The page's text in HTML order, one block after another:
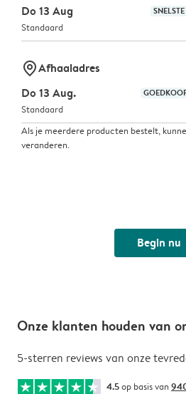
Do 13 Aug SNELSTE
Standaard
marker-pinAfhaaladres
Do 13 Aug.
Standaard
Als je meerdere producten bestelt,
veranderen.
Begin nu
Onze klanten houden van
5-sterren reviews van onze
4.5op basis van